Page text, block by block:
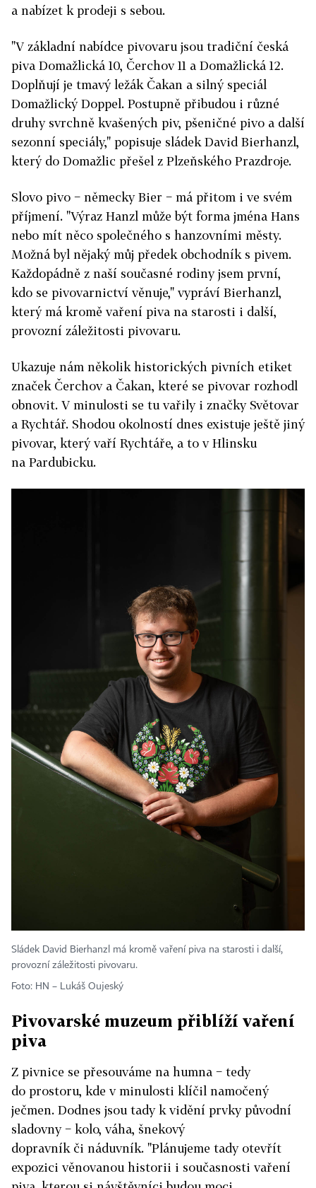
a nabízet k prodeji s sebou.
"V základní nabídce pivovaru jsou tradiční česká
piva Domažlická 10, Čerchov 11 a Domažlická 12.
Doplňují je tmavý ležák Čakan a silný speciál
Domažlický Doppel. Postupně přibudou i různé
druhy svrchně kvašených piv, pšeničné pivo a další
sezonní speciály," popisuje sládek David Bierhanzl,
který do Domažlic přešel z Plzeňského Prazdroje.
Slovo pivo − německy Bier − má přitom i ve svém
příjmení. "Výraz Hanzl může být forma jména Hans
nebo mít něco společného s hanzovními městy.
Možná byl nějaký můj předek obchodník s pivem.
Každopádně z naší současné rodiny jsem první,
kdo se pivovarnictví věnuje," vypráví Bierhanzl,
který má kromě vaření piva na starosti i další,
provozní záležitosti pivovaru.
Ukazuje nám několik historických pivních etiket
značek Čerchov a Čakan, které se pivovar rozhodl
obnovit. V minulosti se tu vařily i značky Světovar
a Rychtář. Shodou okolností dnes existuje ještě jiný
pivovar, který vaří Rychtáře, a to v Hlinsku
na Pardubicku.
Sládek David Bierhanzl má kromě vaření piva na starosti i další,
provozní záležitosti pivovaru.
Foto: HN – Lukáš Oujeský
Pivovarské muzeum přiblíží vaření
piva
Z pivnice se přesouváme na humna − tedy
do prostoru, kde v minulosti klíčil namočený
ječmen. Dodnes jsou tady k vidění prvky původní
sladovny − kolo, váha, šnekový
dopravník či náduvník. "Plánujeme tady otevřít
expozici věnovanou historii i současnosti vaření